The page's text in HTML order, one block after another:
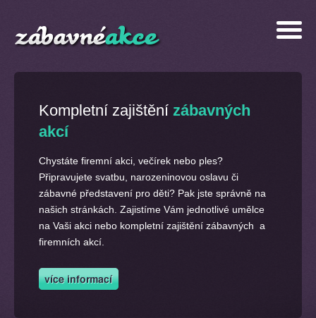
Kompletní zajištění zábavných
akcí
Chystáte firemní akci, večírek nebo ples?
Připravujete svatbu, narozeninovou oslavu či
zábavné představení pro děti? Pak jste správně na
našich stránkách. Zajistíme Vám jednotlivé umělce
na Vaši akci nebo kompletní zajištění zábavných a
firemních akcí.